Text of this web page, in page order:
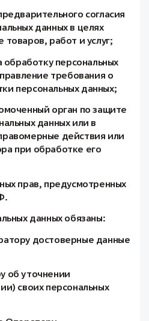
согласия
данных в целях
работ и услуг;
обработку персональных
требования о
персональных данных;
орган по защите
данных или в
действия или
при обработке его
прав, предусмотренных
данных обязаны:
достоверные данные
об уточнении
своих персональных